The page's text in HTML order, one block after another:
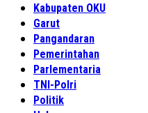
Kabupaten OKU
Garut
Pangandaran
Pemerintahan
Parlementaria
TNI-Polri
Politik